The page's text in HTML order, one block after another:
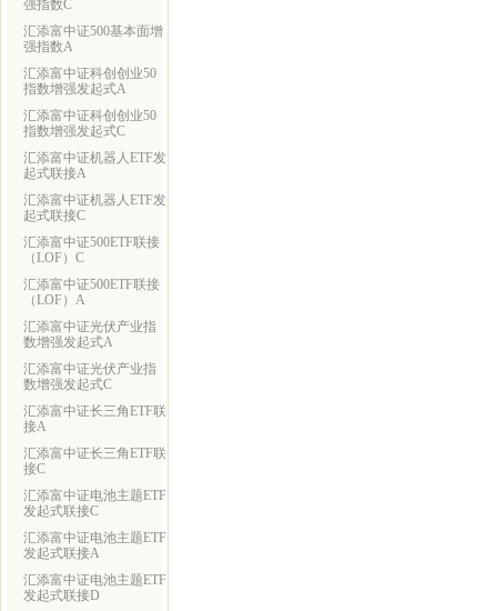
强指数C
汇添富中证500基本面增
强指数A
汇添富中证科创创业50
指数增强发起式A
汇添富中证科创创业50
指数增强发起式C
汇添富中证机器人ETF发
起式联接A
汇添富中证机器人ETF发
起式联接C
汇添富中证500ETF联接
（LOF）C
汇添富中证500ETF联接
（LOF）A
汇添富中证光伏产业指
数增强发起式A
汇添富中证光伏产业指
数增强发起式C
汇添富中证长三角ETF联
接A
汇添富中证长三角ETF联
接C
汇添富中证电池主题ETF
发起式联接C
汇添富中证电池主题ETF
发起式联接A
汇添富中证电池主题ETF
发起式联接D